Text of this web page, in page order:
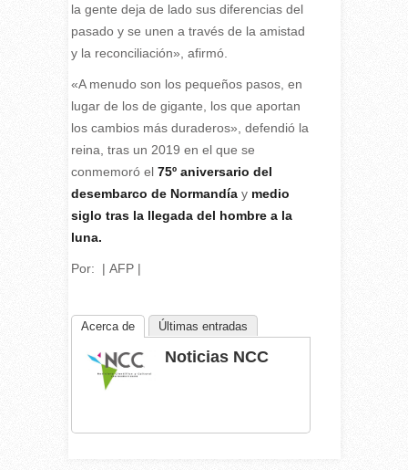
la gente deja de lado sus diferencias del
pasado y se unen a través de la amistad
y la reconciliación», afirmó.
«A menudo son los pequeños pasos, en
lugar de los de gigante, los que aportan
los cambios más duraderos», defendió la
reina, tras un 2019 en el que se
conmemoró el 75º aniversario del
desembarco de Normandíay medio
siglo tras la llegada del hombre a la
luna.
Por: | AFP |
Acerca de Últimas entradas
Noticias NCC